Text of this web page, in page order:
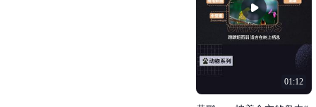
01:12